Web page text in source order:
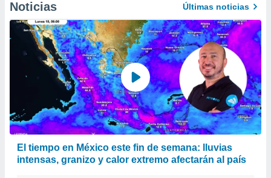
Noticias Últimas noticias
El tiempo en México este fin de semana: lluvias
intensas, granizo y calor extremo afectarán al país